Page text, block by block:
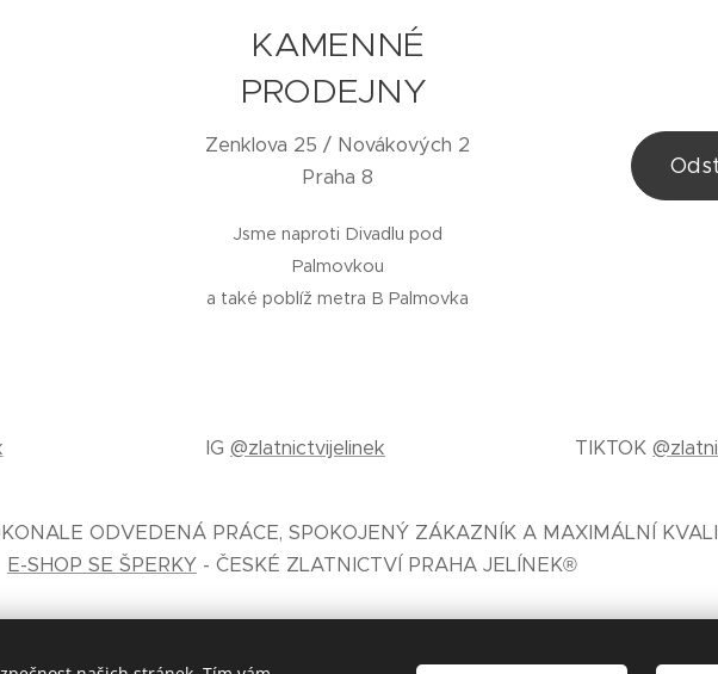
KAMENNÉ
PRODEJNY
Zenklova 25 / Novákových 2
Praha 8
Jsme naproti Divadlu pod
Palmovkou
a také poblíž metra B Palmovka
IG @zlatnictvijelinek TIKTOK
ODVEDENÁ PRÁCE, SPOKOJENÝ ZÁKAZNÍK A MAXIMÁLNÍ
E-SHOP SE ŠPERKY - ČESKÉ ZLATNICTVÍ PRAHA JELÍNEK®